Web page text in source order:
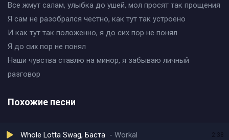
Все жмут салам, улыбка до ушей, мол просят так прощения
Я сам не разобрался честно, как тут так устроено
И как тут так положенно, я до сих пор не понял
Я до сих пор не понял
Наши чувства ставлю на минор, я забываю личный
разговор
Похожие песни
Whole Lotta Swag, Баста Workal 2:38